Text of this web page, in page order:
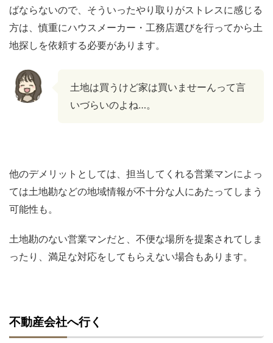
ばならないので、そういったやり取りがストレスに感じる
方は、慎重にハウスメーカー・工務店選びを行ってから土
地探しを依頼する必要があります。
土地は買うけど家は買いませーんって言
いづらいのよね…。
他のデメリットとしては、担当してくれる営業マンによっ
ては土地勘などの地域情報が不十分な人にあたってしまう
可能性も。
土地勘のない営業マンだと、不便な場所を提案されてしま
ったり、満足な対応をしてもらえない場合もあります。
不動産会社へ行く